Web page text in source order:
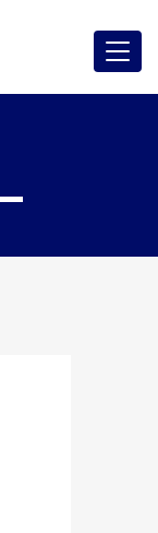
メ
ニ